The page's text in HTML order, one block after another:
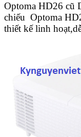
Optoma HD26 cũ
chiếu Optoma
thiết kế linh